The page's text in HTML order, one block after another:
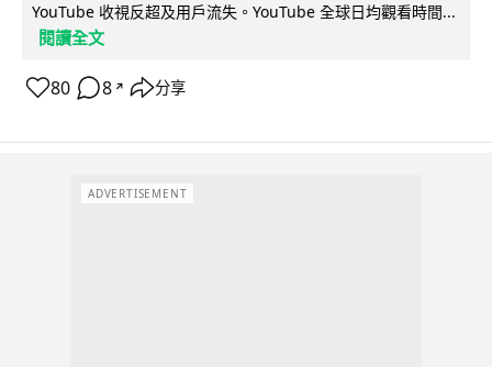
YouTube 收視反超及用戶流失。YouTube 全球日均觀看時間...
閱讀全文
80 8 ↗ 分享
ADVERTISEMENT